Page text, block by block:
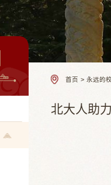
首页 > 永远的
北大人助